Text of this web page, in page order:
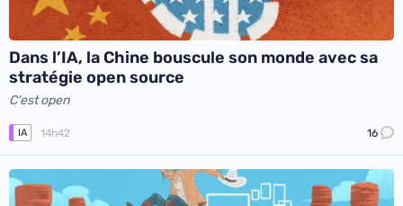
Dans l’IA, la Chine bouscule son monde avec sa
stratégie open source
C'est open
IA 14h42 16